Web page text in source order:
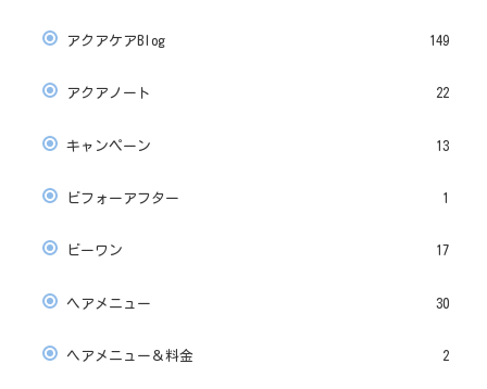
アクアケアBlog 149
アクアノート 22
キャンペーン 13
ビフォーアフター 1
ビーワン 17
ヘアメニュー 30
ヘアメニュー＆料金 2